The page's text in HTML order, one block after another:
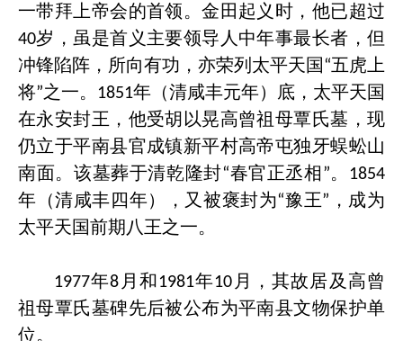
一带拜上帝会的首领。金田起义时，他已超过
40岁，虽是首义主要领导人中年事最长者，但
冲锋陷阵，所向有功，亦荣列太平天国 “五虎上
将”之一。 1851年（清咸丰元年）底，太平天国
在永安封王，他受胡以晃高曾祖母覃氏墓，现
仍立于平南县官成镇新平村高帝屯独牙蜈蚣山
南面。该墓葬于清乾隆封“春官正丞相 ”。 1854
年（清咸丰四年），又被褒封为“豫王” ，成为
太平天国前期八王之一。
1977年8 月和 1981年10 月，其故居及高曾
祖母覃氏墓碑先后被公布为平南县文物保护单
位。